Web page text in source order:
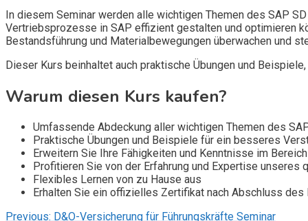
In diesem Seminar werden alle wichtigen Themen des SAP
Vertriebsprozesse in SAP effizient gestalten und optimieren
Bestandsführung und Materialbewegungen überwachen und
Dieser Kurs beinhaltet auch praktische Übungen und
Warum diesen Kurs kaufen?
Umfassende Abdeckung aller wichtigen Themen des
Praktische Übungen und Beispiele für ein besseres
Erweitern Sie Ihre Fähigkeiten und Kenntnisse im
Profitieren Sie von der Erfahrung und Expertise unseres
Flexibles Lernen von zu Hause aus
Erhalten Sie ein offizielles Zertifikat nach Abschluss des
Previous: D&O-Versicherung für Führungskräfte Seminar